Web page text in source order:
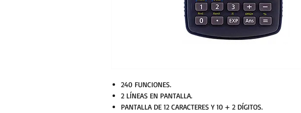
240 FUNCIONES.
2 LÍNEAS EN PANTALLA.
PANTALLA DE 12 CARACTERES Y 10 + 2 DÍGITOS.